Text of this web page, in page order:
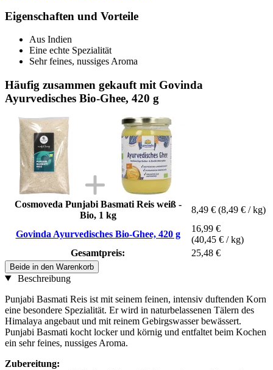
Eigenschaften und Vorteile
Aus Indien
Eine echte Spezialität
Sehr feines, nussiges Aroma
Häufig zusammen gekauft mit Govinda
Ayurvedisches Bio-Ghee, 420 g
Cosmoveda Punjabi Basmati Reis weiß -
Bio, 1 kg
8,49 € (8,49 € / kg)
Govinda Ayurvedisches Bio-Ghee, 420 g
16,99 €
(40,45 € / kg)
Gesamtpreis:
25,48 €
Beide in den Warenkorb
Beschreibung
Punjabi Basmati Reis ist mit seinem feinen, intensiv duftenden Korn
eine besondere Spezialität. Er wird in naturbelassenen Tälern des
Himalaya angebaut und mit reinem Gebirgswasser bewässert.
Punjabi Basmati kocht locker und körnig und entfaltet beim Kochen
ein sehr feines, nussiges Aroma.
Zubereitung: